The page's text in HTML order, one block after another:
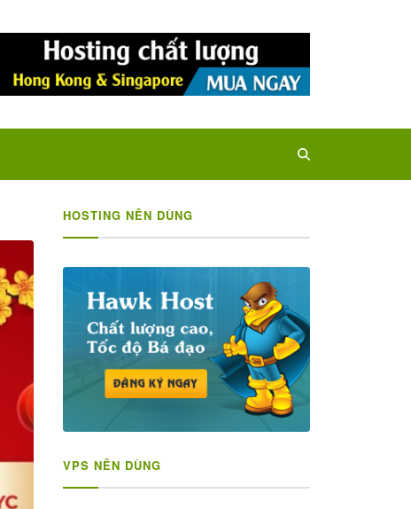
HOSTING NÊN DÙNG
VPS NÊN DÙNG